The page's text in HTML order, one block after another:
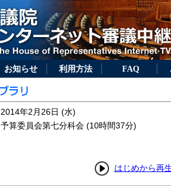
お知らせ 利用方法 FAQ
2014年2月26日 (水)
予算委員会第七分科会 (10時間37分)
はじめから再